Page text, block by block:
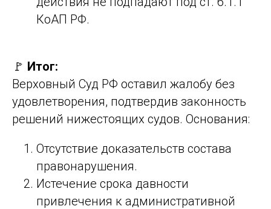
КоАП РФ.
🚩 Итог:
Верховный Суд РФ оставил жалобу без
удовлетворения, подтвердив законность
решений нижестоящих судов. Основания:
Отсутствие доказательств состава
правонарушения.
Истечение срока давности
привлечения к административной